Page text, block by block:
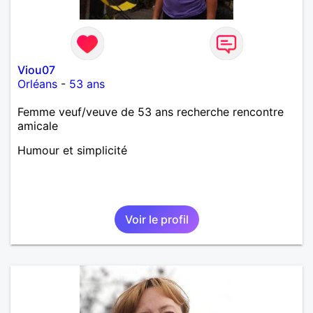
Viou07
Orléans - 53 ans
Femme veuf/veuve de 53 ans recherche rencontre
amicale
Humour et simplicité
Voir le profil